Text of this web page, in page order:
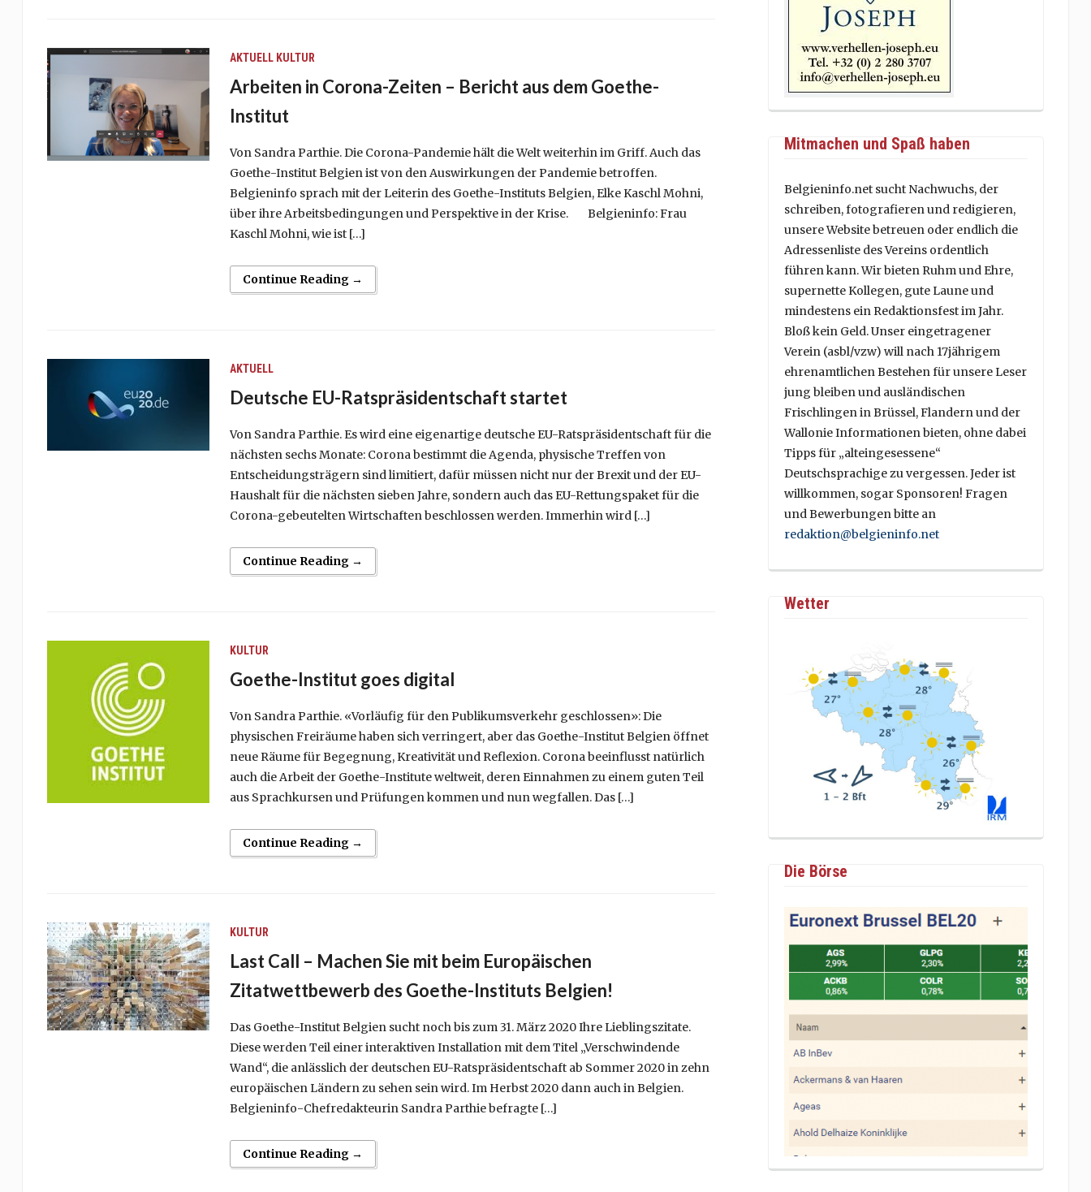
AKTUELL KULTUR
Arbeiten in Corona-Zeiten – Bericht aus dem Goethe-
Institut
Von Sandra Parthie. Die Corona-Pandemie hält die Welt weiterhin im Griff. Auch das
Goethe-Institut Belgien ist von den Auswirkungen der Pandemie betroffen.
Belgieninfo sprach mit der Leiterin des Goethe-Instituts Belgien, Elke Kaschl Mohni,
über ihre Arbeitsbedingungen und Perspektive in der Krise. Belgieninfo: Frau
Kaschl Mohni, wie ist […]
Continue Reading →
AKTUELL
Deutsche EU-Ratspräsidentschaft startet
Von Sandra Parthie. Es wird eine eigenartige deutsche EU-Ratspräsidentschaft für die
nächsten sechs Monate: Corona bestimmt die Agenda, physische Treffen von
Entscheidungsträgern sind limitiert, dafür müssen nicht nur der Brexit und der EU-
Haushalt für die nächsten sieben Jahre, sondern auch das EU-Rettungspaket für die
Corona-gebeutelten Wirtschaften beschlossen werden. Immerhin wird […]
Continue Reading →
KULTUR
Goethe-Institut goes digital
Von Sandra Parthie. «Vorläufig für den Publikumsverkehr geschlossen»: Die
physischen Freiräume haben sich verringert, aber das Goethe-Institut Belgien öffnet
neue Räume für Begegnung, Kreativität und Reflexion. Corona beeinflusst natürlich
auch die Arbeit der Goethe-Institute weltweit, deren Einnahmen zu einem guten Teil
aus Sprachkursen und Prüfungen kommen und nun wegfallen. Das […]
Continue Reading →
KULTUR
Last Call – Machen Sie mit beim Europäischen
Zitatwettbewerb des Goethe-Instituts Belgien!
Das Goethe-Institut Belgien sucht noch bis zum 31. März 2020 Ihre Lieblingszitate.
Diese werden Teil einer interaktiven Installation mit dem Titel „Verschwindende
Wand“, die anlässlich der deutschen EU-Ratspräsidentschaft ab Sommer 2020 in zehn
europäischen Ländern zu sehen sein wird. Im Herbst 2020 dann auch in Belgien.
Belgieninfo-Chefredakteurin Sandra Parthie befragte […]
Continue Reading →
Mitmachen und Spaß haben
Belgieninfo.net sucht Nachwuchs, der
schreiben, fotografieren und redigieren,
unsere Website betreuen oder endlich die
Adressenliste des Vereins ordentlich
führen kann. Wir bieten Ruhm und Ehre,
supernette Kollegen, gute Laune und
mindestens ein Redaktionsfest im Jahr.
Bloß kein Geld. Unser eingetragener
Verein (asbl/vzw) will nach 17jährigem
ehrenamtlichen Bestehen für unsere Leser
jung bleiben und ausländischen
Frischlingen in Brüssel, Flandern und der
Wallonie Informationen bieten, ohne dabei
Tipps für „alteingesessene“
Deutschsprachige zu vergessen. Jeder ist
willkommen, sogar Sponsoren! Fragen
und Bewerbungen bitte an
redaktion@belgieninfo.net
Wetter
Die Börse